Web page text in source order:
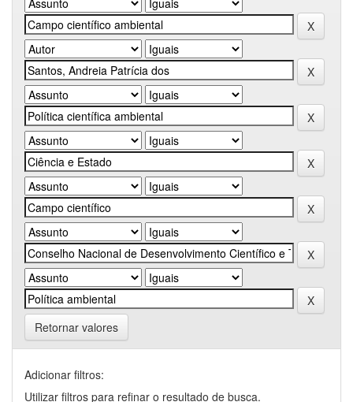
Retornar valores
Adicionar filtros:
Utilizar filtros para refinar o resultado de busca.